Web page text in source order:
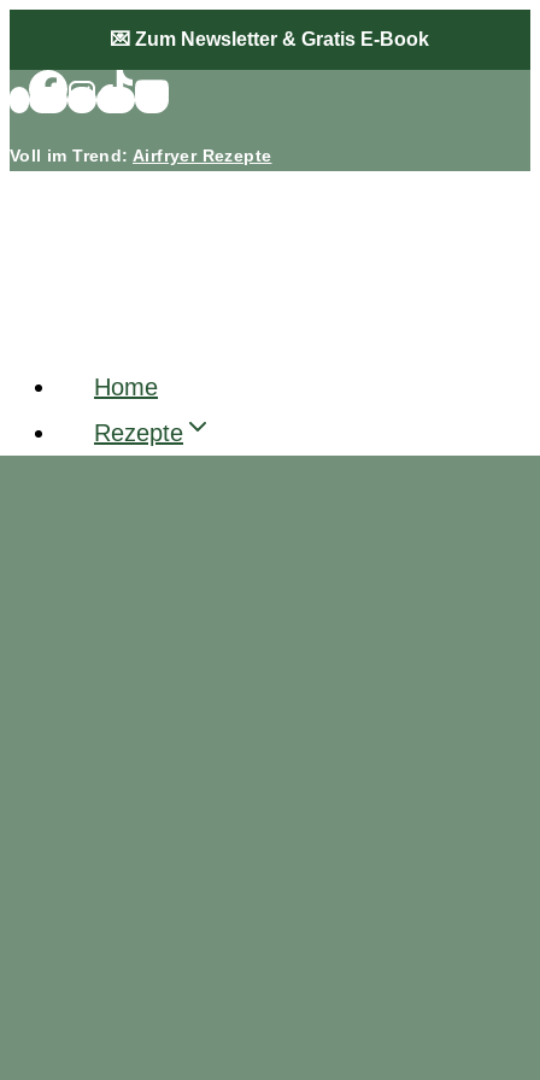
Inhalt
💌 Zum Newsletter & Gratis E-Book
Voll im Trend: Airfryer Rezepte
Home
Rezepte